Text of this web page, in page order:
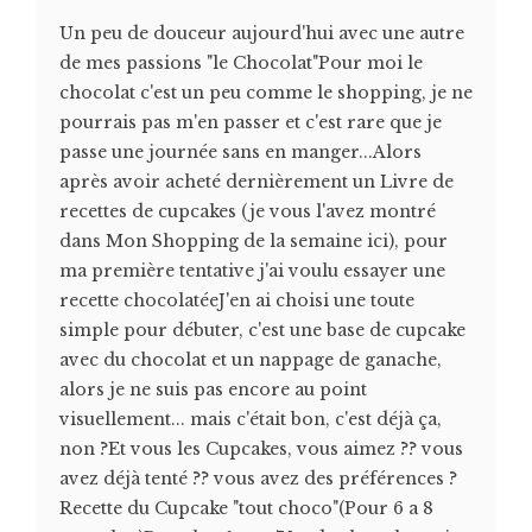
Un peu de douceur aujourd'hui avec une autre
de mes passions "le Chocolat"Pour moi le
chocolat c'est un peu comme le shopping, je ne
pourrais pas m'en passer et c'est rare que je
passe une journée sans en manger...Alors
après avoir acheté dernièrement un Livre de
recettes de cupcakes (je vous l'avez montré
dans Mon Shopping de la semaine ici), pour
ma première tentative j'ai voulu essayer une
recette chocolatéeJ'en ai choisi une toute
simple pour débuter, c'est une base de cupcake
avec du chocolat et un nappage de ganache,
alors je ne suis pas encore au point
visuellement... mais c'était bon, c'est déjà ça,
non ?Et vous les Cupcakes, vous aimez ?? vous
avez déjà tenté ?? vous avez des préférences ?
Recette du Cupcake "tout choco"(Pour 6 a 8